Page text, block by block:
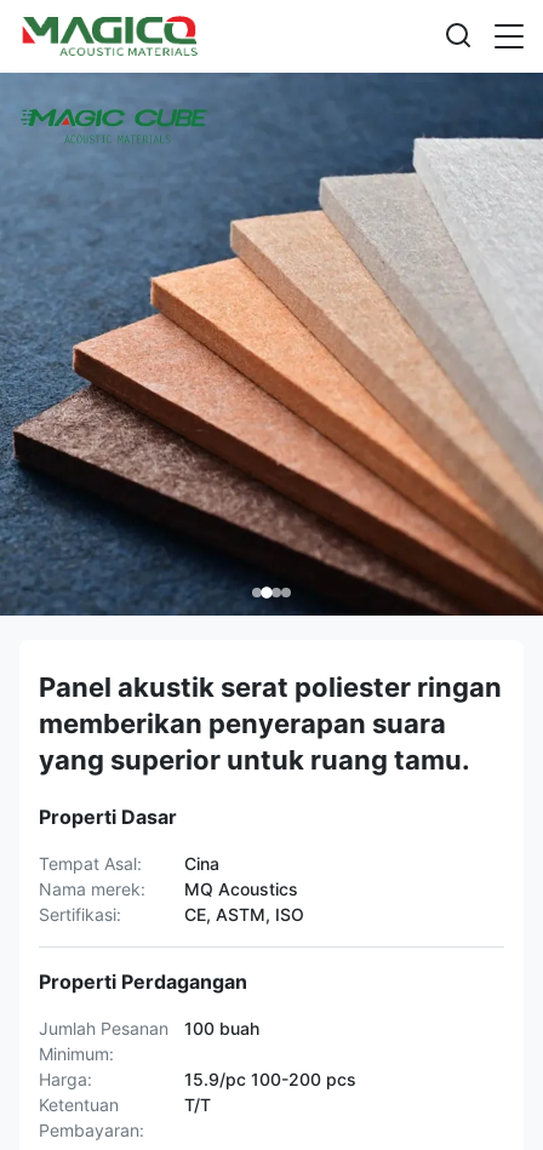
Panel akustik serat poliester ringan
memberikan penyerapan suara
yang superior untuk ruang tamu.
Properti Dasar
Tempat Asal:
Cina
Nama merek:
MQ Acoustics
Sertifikasi:
CE, ASTM, ISO
Properti Perdagangan
Jumlah Pesanan
Minimum:
100 buah
Harga:
15.9/pc 100-200 pcs
Ketentuan
Pembayaran:
T/T